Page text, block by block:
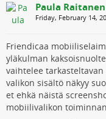
Paula Raitanen
Friday, February 14,
Friendicaa
yläkulman
vaihtelee
valikon sisältö näkyy
et ehkä näistä
mobiilivalikon